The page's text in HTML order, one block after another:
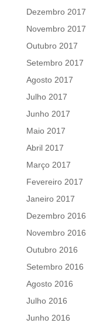
Dezembro 2017
Novembro 2017
Outubro 2017
Setembro 2017
Agosto 2017
Julho 2017
Junho 2017
Maio 2017
Abril 2017
Março 2017
Fevereiro 2017
Janeiro 2017
Dezembro 2016
Novembro 2016
Outubro 2016
Setembro 2016
Agosto 2016
Julho 2016
Junho 2016